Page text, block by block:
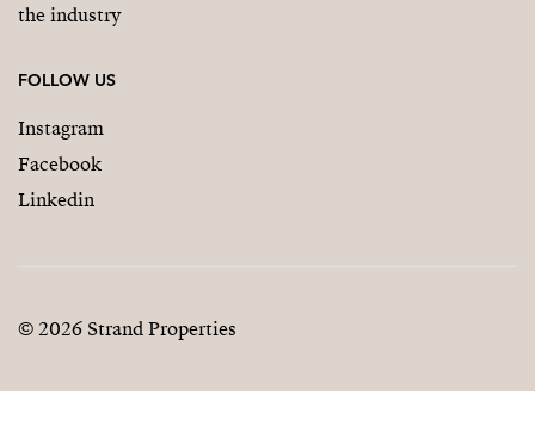
the industry
FOLLOW US
Instagram
Facebook
Linkedin
© 2026 Strand Properties